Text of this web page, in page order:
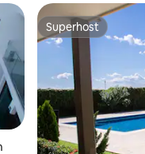
Superhost
Superhost